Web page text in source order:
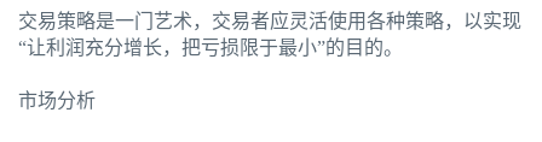
交易策略是一门艺术，交易者应灵活使用各种策略，以实现
“让利润充分增长，把亏损限于最小”的目的。
市场分析